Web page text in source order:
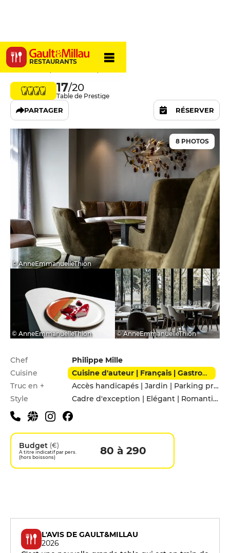
RESTAURANTS
Arbane
7 Rue Noël, 51100 Reims, France
17/20
Table de Prestige
PARTAGER RÉSERVER
© AnneEmmanuelleThion
© AnneEmmanuelleThion © AnneEmmanuelleThion
8 PHOTOS
Infos pratiques
Chef
Philippe Mille
Cuisine
Cuisine d'auteur | Français | Gastronomique
Truc en +
Accès handicapés | Jardin | Parking privé | Service voiturier
Style
Cadre d'exception | Elégant | Romantique
Budget (€)
A titre indicatif par pers.
(hors boissons)
80 à 290
L'AVIS DE GAULT&MILLAU
2026